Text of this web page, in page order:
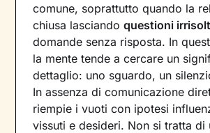
comune, soprattutto quando la
chiusa lasciandoquestioni
domande senza risposta. In
la mente tende a cercare un
dettaglio: uno sguardo, un
In assenza di comunicazione
riempie i vuoti con ipotesi
vissuti e desideri. Non si tratta di